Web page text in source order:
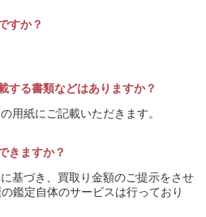
すか？
する書類などはありますか？
用紙にご記載いただきます。
きますか？
基づき、買取り金額のご提示をさせ
鑑定自体のサービスは行っており